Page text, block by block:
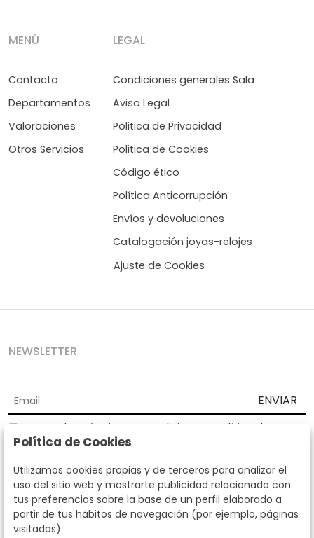
MENÚ
Contacto
Departamentos
Valoraciones
Otros Servicios
LEGAL
Condiciones generales Sala
Aviso Legal
Politica de Privacidad
Politica de Cookies
Código ético
Política Anticorrupción
Envíos y devoluciones
Catalogación joyas-relojes
Ajuste de Cookies
NEWSLETTER
ENVIAR
Acepto los Términos y Condiciones
Política de
privacidad
Según la LOPD y disposiciones de desarrollo, informamos que sus
datos personales serán tratados por parte de Subastas Segre con la
finalidad de gestionar la relación comercial. Puede ejercitar los
derechos de acceso, rectificación, cancelación, oposición y demás
derechos en los términos establecidos en la normativa vigente
dirigiéndote a nosotros. Asimismo, nos puede solicitar el envío de
Política de Cookies
Utilizamos cookies propias y de terceros para analizar el
uso del sitio web y mostrarte publicidad relacionada con
tus preferencias sobre la base de un perfil elaborado a
partir de tus hábitos de navegación (por ejemplo, páginas
visitadas).